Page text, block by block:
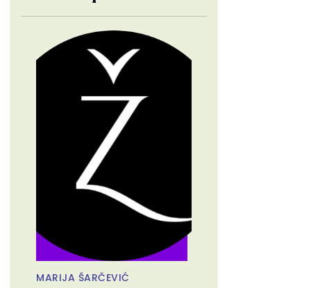
MARIJA ŠARČEVIĆ